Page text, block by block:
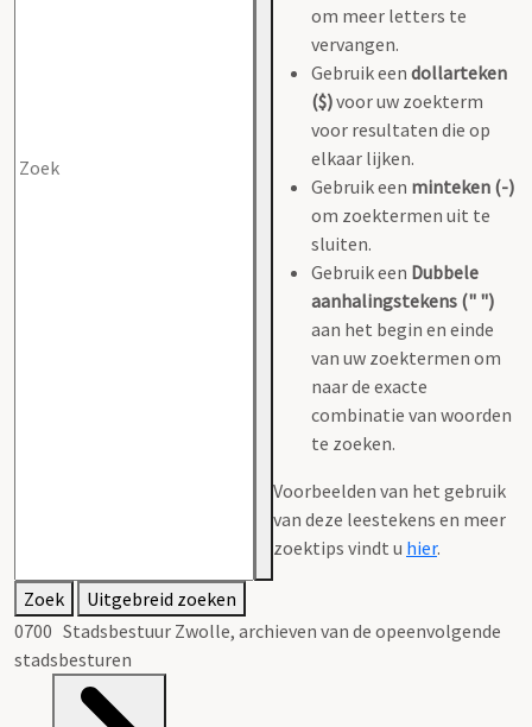
om meer letters te
vervangen.
Gebruik een dollarteken
($)voor uw zoekterm
voor resultaten die op
elkaar lijken.
Gebruik een minteken (-)
om zoektermen uit te
sluiten.
Gebruik een Dubbele
aanhalingstekens (" ")
aan het begin en einde
van uw zoektermen om
naar de exacte
combinatie van woorden
te zoeken.
Voorbeelden van het gebruik
van deze leestekens en meer
zoektips vindt u hier.
Zoek
Uitgebreid zoeken
0700 Stadsbestuur Zwolle, archieven van de opeenvolgende
stadsbesturen